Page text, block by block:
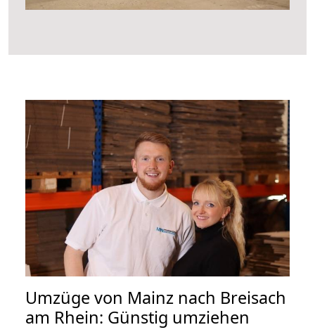
Umzüge von Mainz nach Breisach
am Rhein: Günstig umziehen